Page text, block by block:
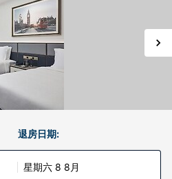
退房日期:
星期六 8 8月